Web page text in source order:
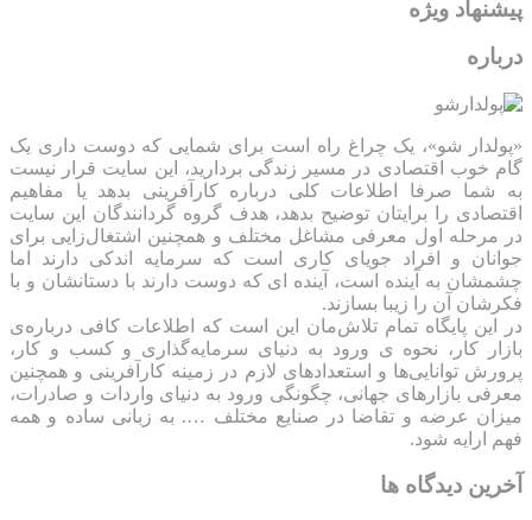
پیشنهاد ویژه
درباره
«پولدار شو»، یک چراغ راه است برای شمایی که دوست داری یک
گام خوب اقتصادی در مسیر زندگی بردارید، این سایت قرار نیست
به شما صرفا اطلاعات کلی درباره کارآفرینی بدهد یا مفاهیم
اقتصادی را برایتان توضیح بدهد، هدف گروه گردانندگان این سایت
در مرحله اول معرفی مشاغل مختلف و همچنین اشتغال‌زایی برای
جوانان و افراد جویای کاری است که سرمایه اندکی دارند اما
چشمشان به آینده است، آینده ای که دوست دارند با دستانشان و با
فکرشان آن را زیبا بسازند.
در این پایگاه تمام تلاش‌مان این است که ‌اطلاعات کافی درباره‌ی
بازار کار، نحوه ی ورود به دنیای سرمایه‌گذاری و کسب و کار،
پرورش توانایی‌ها و استعدادهای لازم در زمینه کارآفرینی و همچنین
معرفی بازارهای جهانی، چگونگی ورود به دنیای واردات و صادرات،
میزان عرضه و تقاضا در صنایع مختلف …. به زبانی ساده و همه
فهم ارایه شود.
آخرین دیدگاه ها